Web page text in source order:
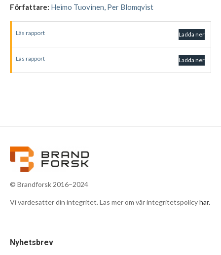
Författare: Heimo Tuovinen, Per Blomqvist
Läs rapport Ladda ner
Läs rapport Ladda ner
© Brandforsk 2016–2024
Vi värdesätter din integritet. Läs mer om vår integritetspolicyhär.
Nyhetsbrev